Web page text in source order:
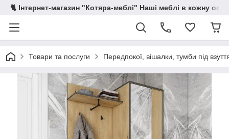
🐈 Інтернет-магазин "Котяра-меблі" Наші меблі в кожну
Товари та послуги Передпокої, вішалки, тумби під